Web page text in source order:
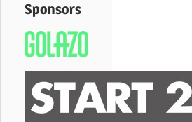
Sponsors